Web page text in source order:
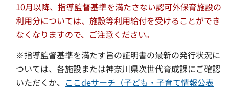
10月以降、指導監督基準を満たさない認可外保育施設の
利用分については、施設等利用給付を受けることができ
なくなりますので、ご注意ください。
※指導監督基準を満たす旨の証明書の最新の発行状況に
ついては、各施設または神奈川県次世代育成課にご確認
いただくか、 ここdeサーチ（子ども・子育て情報公表